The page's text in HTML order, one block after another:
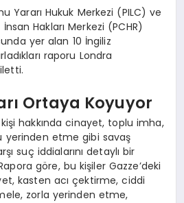
Yararı Hukuk Merkezi (PILC) ve
Hakları Merkezi (PCHR)
yer alan 10 İngiliz
raporu Londra
Ortaya Koyuyor
hakkında cinayet, toplu imha,
yerinden etme gibi savaş
suç iddialarını detaylı bir
göre, bu kişiler Gazze’deki
kasten acı çektirme, ciddi
zorla yerinden etme,